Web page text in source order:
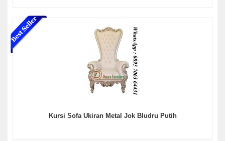
Kursi Sofa Ukiran Metal Jok Bludru Putih